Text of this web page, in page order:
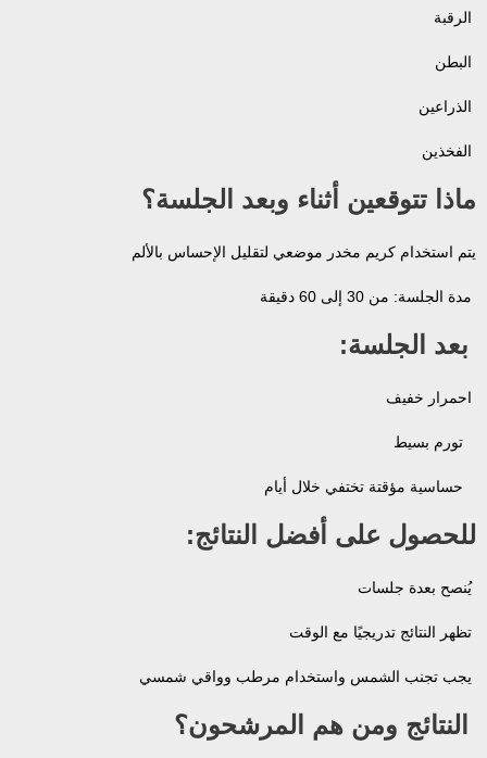
الرقبة
البطن
الذراعين
الفخذين
ماذا تتوقعين أثناء وبعد الجلسة؟
يتم استخدام كريم مخدر موضعي لتقليل الإحساس بالألم
مدة الجلسة: من 30 إلى 60 دقيقة
بعد الجلسة:
احمرار خفيف
تورم بسيط
حساسية مؤقتة تختفي خلال أيام
للحصول على أفضل النتائج:
يُنصح بعدة جلسات
تظهر النتائج تدريجيًا مع الوقت
يجب تجنب الشمس واستخدام مرطب وواقي شمسي
النتائج ومن هم المرشحون؟